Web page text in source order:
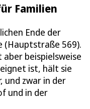
Familien
Ende der
(Hauptstraße 569).
beispielsweise
ist, hält sie
und zwar in der
und in der